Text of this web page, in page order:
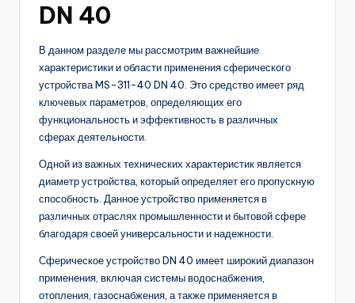
DN 40
В данном разделе мы рассмотрим важнейшие
характеристики и области применения сферического
устройства MS-311-40 DN 40. Это средство имеет ряд
ключевых параметров, определяющих его
функциональность и эффективность в различных
сферах деятельности.
Одной из важных технических характеристик является
диаметр устройства, который определяет его пропускную
способность. Данное устройство применяется в
различных отраслях промышленности и бытовой сфере
благодаря своей универсальности и надежности.
Сферическое устройство DN 40 имеет широкий диапазон
применения, включая системы водоснабжения,
отопления, газоснабжения, а также применяется в